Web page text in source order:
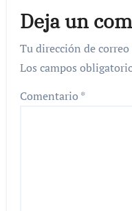
Deja un
Tu dirección de
Los campos
Comentario *